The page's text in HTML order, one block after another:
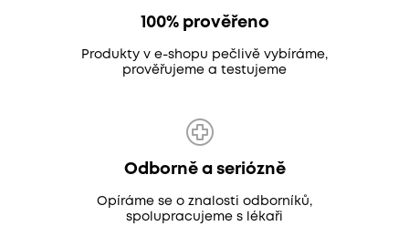
100% prověřeno
Produkty v e-shopu pečlivě vybíráme,
prověřujeme a testujeme
Odborně a seriózně
Opíráme se o znalosti odborníků,
spolupracujeme s lékaři